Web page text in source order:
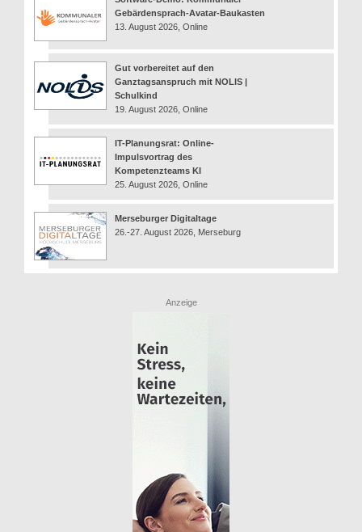
Gebärdensprach-Avatar-Baukasten
13. August 2026, Online
Gut vorbereitet auf den
Ganztagsanspruch mit NOLIS |
Schulkind
19. August 2026, Online
IT-Planungsrat: Online-
Impulsvortrag des
Kompetenzteams KI
25. August 2026, Online
Merseburger Digitaltage
26.-27. August 2026, Merseburg
Anzeige